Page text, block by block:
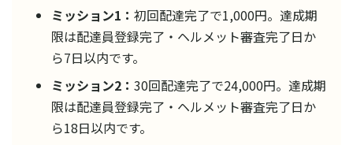
ミッション1： 初回配達完了で1,000円。達成期
限は配達員登録完了・ヘルメット審査完了日か
ら7日以内です。
ミッション2： 30回配達完了で24,000円。達成期
限は配達員登録完了・ヘルメット審査完了日か
ら18日以内です。